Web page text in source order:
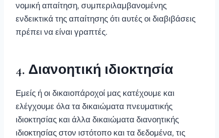
νομική απαίτηση, συμπεριλαμβανομένης
ενδεικτικά της απαίτησης ότι αυτές οι διαβιβάσεις
πρέπει να είναι γραπτές.
4. Διανοητική ιδιοκτησία
Εμείς ή οι δικαιοπάροχοί μας κατέχουμε και
ελέγχουμε όλα τα δικαιώματα πνευματικής
ιδιοκτησίας και άλλα δικαιώματα διανοητικής
ιδιοκτησίας στον ιστότοπο και τα δεδομένα, τις